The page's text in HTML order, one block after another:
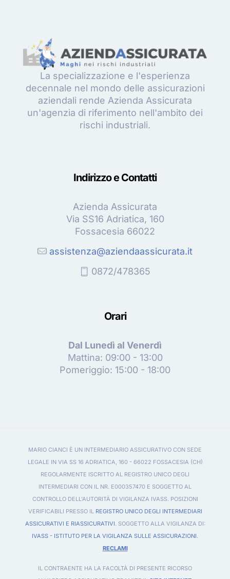
La specializzazione e l'esperienza
decennale nel mondo delle assicurazioni
aziendali rende Azienda Assicurata
un'agenzia di riferimento nell'ambito dei
rischi industriali.
Indirizzo e Contatti
Azienda Assicurata
Via SS16 Adriatica, 160
Fossacesia 66022
assistenza@aziendaassicurata.it
0872/478365
Orari
Dal Lunedì al Venerdì
Mattina: 09:00 - 13:00
Pomeriggio: 15:00 - 18:00
MARIO CIANCI È UN INTERMEDIARIO ASSICURATIVO CON SEDE
LEGALE IN VIA SS 16 ADRIATICA, 160 - 66022 FOSSACESIA (CH)
REGOLARMENTE ISCRITTO AL REGISTRO UNICO DEGLI
INTERMEDIARI CON IL NR. E000357470 E SOGGETTO AL
CONTROLLO DELL'AUTORITÀ DI VIGILANZA IVASS. POSIZIONI
VERIFICABILI PRESSO IL REGISTRO UNICO DEGLI INTERMEDIARI
ASSICURATIVI E RIASSICURATIVI. SOGGETTO ALLA VIGILANZA DI:
IVASS - ISTITUTO PER LA VIGILANZA SULLE ASSICURAZIONI.
RECLAMI
IL CONTRAENTE HA LA FACOLTÀ DI PRESENTE RICORSO